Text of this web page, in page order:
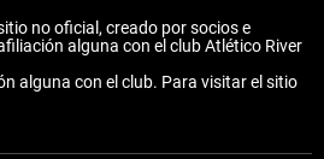
no oficial, creado por socios e
alguna con el club Atlético River
alguna con el club. Para visitar el sitio